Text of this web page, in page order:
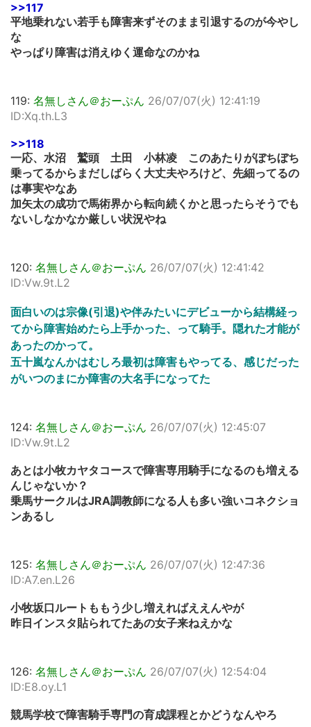
>>117
平地乗れない若手も障害来ずそのまま引退するのが今やし
な
やっぱり障害は消えゆく運命なのかね
119: 名無しさん＠おーぷん 26/07/07(火) 12:41:19
ID:Xq.th.L3
>>118
一応、水沼 鷲頭 土田 小林凌 このあたりがぼちぼち
乗ってるからまだしばらく大丈夫やろけど、先細ってるの
は事実やなあ
加矢太の成功で馬術界から転向続くかと思ったらそうでも
ないしなかなか厳しい状況やね
120: 名無しさん＠おーぷん 26/07/07(火) 12:41:42
ID:Vw.9t.L2
面白いのは宗像(引退)や伴みたいにデビューから結構経っ
てから障害始めたら上手かった、って騎手。隠れた才能が
あったのかって。
五十嵐なんかはむしろ最初は障害もやってる、感じだった
がいつのまにか障害の大名手になってた
124: 名無しさん＠おーぷん 26/07/07(火) 12:45:07
ID:Vw.9t.L2
あとは小牧カヤタコースで障害専用騎手になるのも増える
んじゃないか？
乗馬サークルはJRA調教師になる人も多い強いコネクショ
ンあるし
125: 名無しさん＠おーぷん 26/07/07(火) 12:47:36
ID:A7.en.L26
小牧坂口ルートももう少し増えればええんやが
昨日インスタ貼られてたあの女子来ねえかな
126: 名無しさん＠おーぷん 26/07/07(火) 12:54:04
ID:E8.oy.L1
競馬学校で障害騎手専門の育成課程とかどうなんやろ